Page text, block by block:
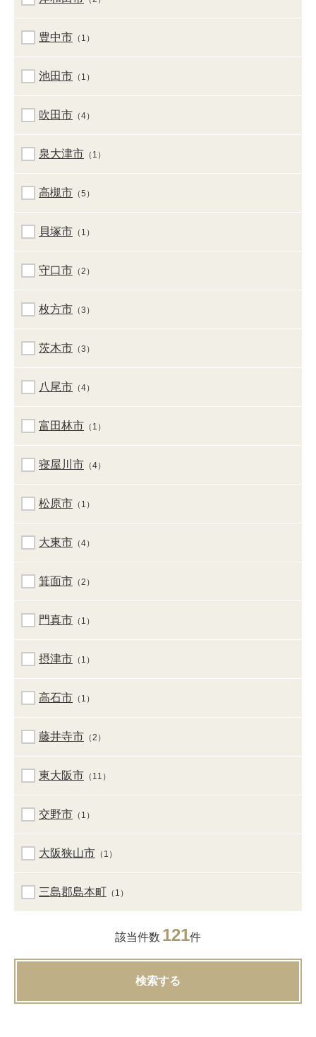
豊中市 （1）
池田市 （1）
吹田市 （4）
泉大津市 （1）
高槻市 （5）
貝塚市 （1）
守口市 （2）
枚方市 （3）
茨木市 （3）
八尾市 （4）
富田林市 （1）
寝屋川市 （4）
松原市 （1）
大東市 （4）
箕面市 （2）
門真市 （1）
摂津市 （1）
高石市 （1）
藤井寺市 （2）
東大阪市 （11）
交野市 （1）
大阪狭山市 （1）
三島郡島本町 （1）
該当件数 121件
検索する